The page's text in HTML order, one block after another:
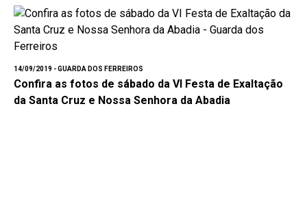
14/09/2019 - GUARDA DOS FERREIROS
Confira as fotos de sábado da VI Festa de Exaltação
da Santa Cruz e Nossa Senhora da Abadia